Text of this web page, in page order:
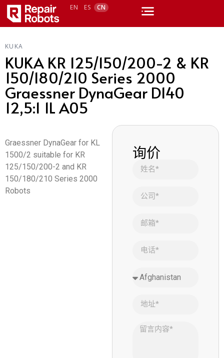
EN ES CN
KUKA
KUKA KR 125/150/200-2 & KR
150/180/210 Series 2000
Graessner DynaGear D140
12,5:1 1L A05
Graessner DynaGear for KL
1500/2 suitable for KR
125/150/200-2 and KR
150/180/210 Series 2000
Robots
询价